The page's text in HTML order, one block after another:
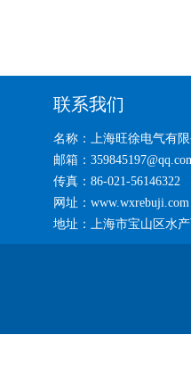
联系我们
名称：上海旺徐电气有限
邮箱：
传真：86-021-56146322
网址：www.wxrebuji.com
地址：上海市宝山区水